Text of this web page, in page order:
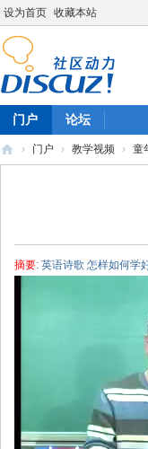
设为首页 收藏本站
门户 论坛
› 门户 › 教学视频 › 童
摘要: 英语诗歌 怎样如何学